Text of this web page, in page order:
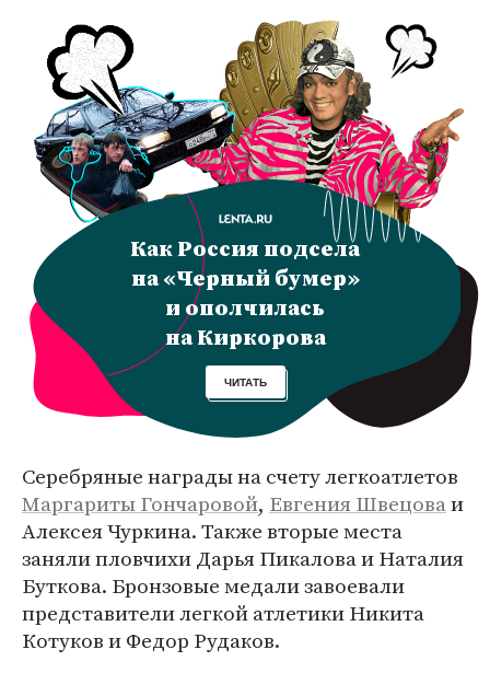
Как Россия подсела
на «Черный бумер»
и ополчилась
на Киркорова
ЧИТАТЬ
Серебряные награды на счету легкоатлетов
Маргариты Гончаровой, Евгения Швецоваи
Алексея Чуркина. Также вторые места
заняли пловчихи Дарья Пикалова и Наталия
Буткова. Бронзовые медали завоевали
представители легкой атлетики Никита
Котуков и Федор Рудаков.